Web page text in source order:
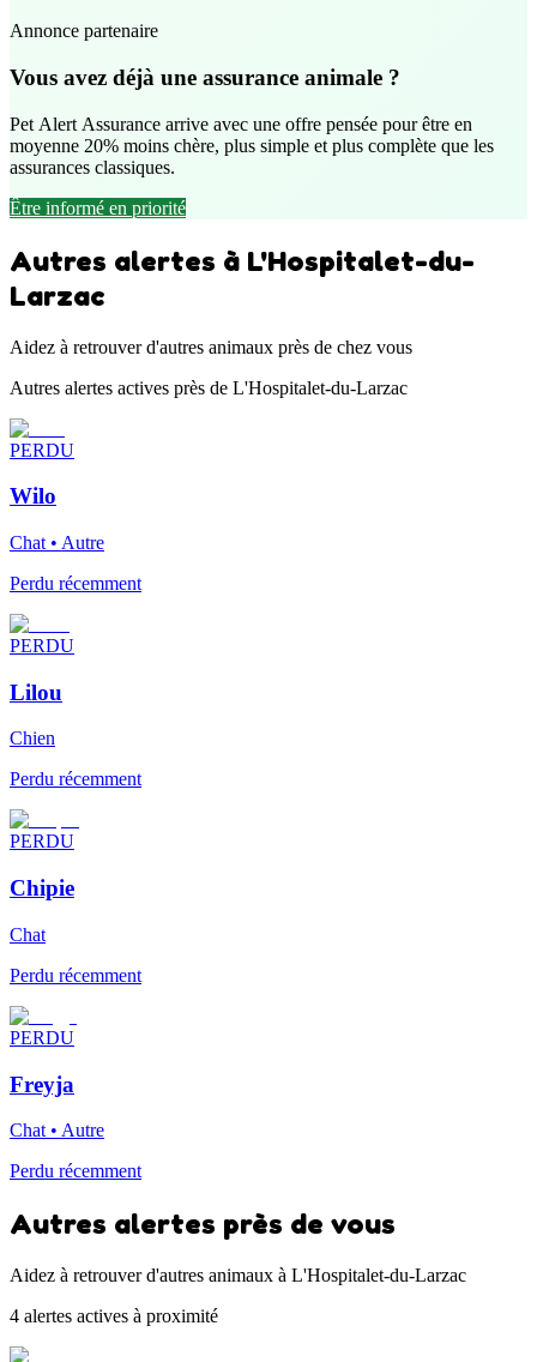
Annonce partenaire
Vous avez déjà une assurance animale ?
Pet Alert Assurance arrive avec une offre pensée pour être en
moyenne 20% moins chère, plus simple et plus complète que les
assurances classiques.
Être informé en priorité
Autres alertes à L'Hospitalet-du-
Larzac
Aidez à retrouver d'autres animaux près de chez vous
Autres alertes actives près de L'Hospitalet-du-Larzac
PERDU
Wilo
Chat • Autre
Perdu récemment
PERDU
Lilou
Chien
Perdu récemment
PERDU
Chipie
Chat
Perdu récemment
PERDU
Freyja
Chat • Autre
Perdu récemment
Autres alertes près de vous
Aidez à retrouver d'autres animaux à L'Hospitalet-du-Larzac
4 alertes actives à proximité